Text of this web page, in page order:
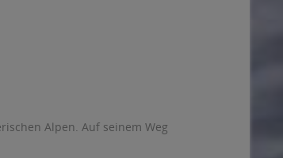
Alpen. Auf seinem Weg